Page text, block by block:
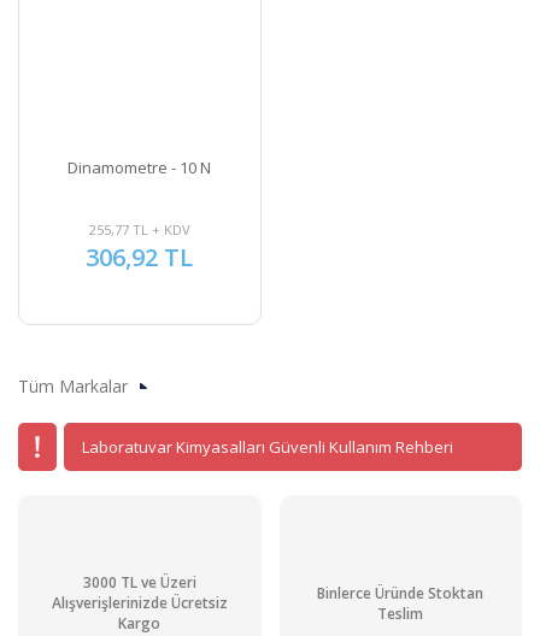
Dinamometre - 10 N
255,77 TL + KDV
306,92 TL
Tüm Markalar
Laboratuvar Kimyasalları Güvenli Kullanım Rehberi
3000 TL ve Üzeri
Alışverişlerinizde Ücretsiz
Kargo
Binlerce Üründe Stoktan
Teslim